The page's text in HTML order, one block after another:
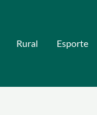
Rural Esporte